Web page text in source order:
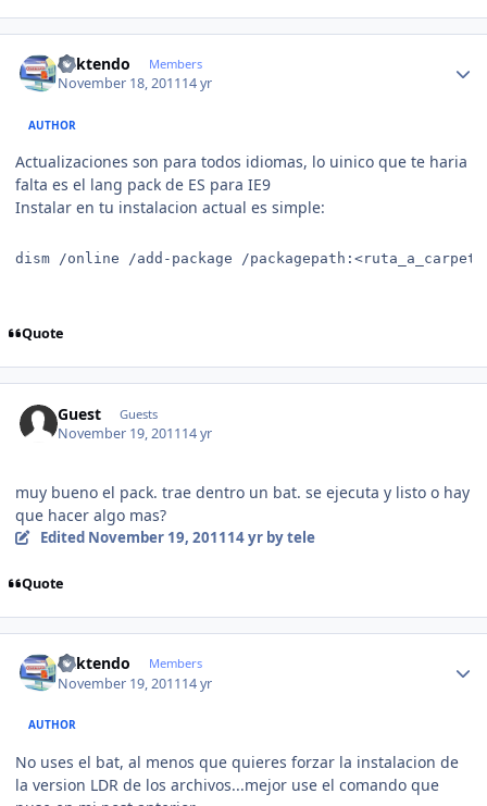
ricktendo Members
November 18, 201114 yr
AUTHOR
Actualizaciones son para todos idiomas, lo uinico que te haria
falta es el lang pack de ES para IE9
Instalar en tu instalacion actual es simple:
dism /online /add-package /
Quote
Guest Guests
November 19, 201114 yr
muy bueno el pack. trae dentro un bat. se ejecuta y listo o hay
que hacer algo mas?
Edited November 19, 201114 yrby tele
Quote
ricktendo Members
November 19, 201114 yr
AUTHOR
No uses el bat, al menos que quieres forzar la instalacion de
la version LDR de los archivos...mejor use el comando que